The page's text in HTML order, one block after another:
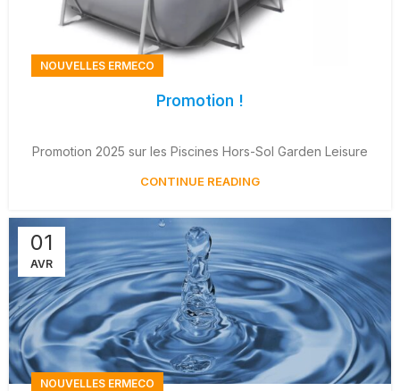
NOUVELLES ERMECO
Promotion !
Promotion 2025 sur les Piscines Hors-Sol Garden Leisure
CONTINUE READING
01
AVR
NOUVELLES ERMECO